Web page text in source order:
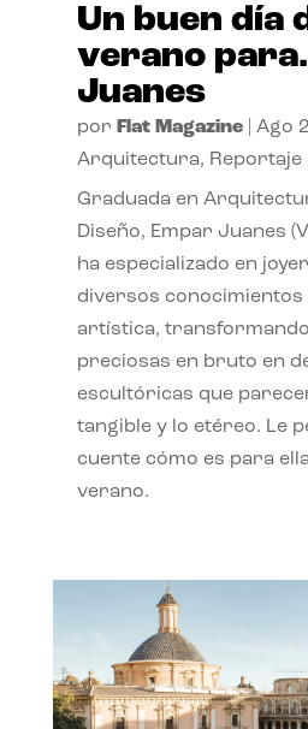
Un buen día
verano
Juanes
por Flat Magazine| Ago
Arquitectura, Reportaje
Graduada en
Diseño, Empar Juanes
ha especializado en
diversos conocimientos
artística,
preciosas en bruto en
escultóricas que
tangible y lo etéreo. Le
cuente cómo es para
verano.